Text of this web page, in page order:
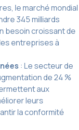
le marché mondial
345 milliards
besoin croissant de
entreprises à
: Le secteur de
de 24 %
aux
leurs
la conformité